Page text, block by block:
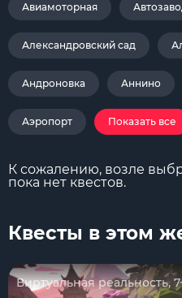
Авиамоторная
Александровский сад
Андроновка Аннино
Аэропорт Показать все
К сожалению, возле
пока нет квестов.
Квесты в этом
Виртуальная реальность,